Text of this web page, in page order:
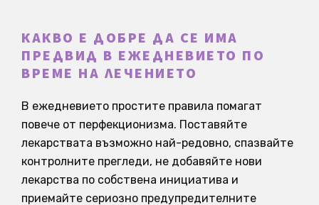
КАКВО Е ДОБРЕ ДА СЕ ИМА
ПРЕДВИД В ЕЖЕДНЕВИЕТО ПО
ВРЕМЕ НА ЛЕЧЕНИЕТО
В ежедневието простите правила помагат
повече от перфекционизма. Поставяйте
лекарствата възможно най-редовно, спазвайте
контролните прегледи, не добавяйте нови
лекарства по собствена инициатива и
приемайте сериозно предупредителните